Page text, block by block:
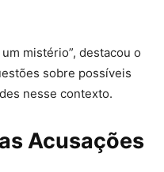
mistério”, destacou o
sobre possíveis
nesse contexto.
Acusações